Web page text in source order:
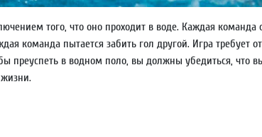
того, что оно проходит в воде. Каждая команда
команда пытается забить гол другой. Игра требует
преуспеть в водном поло, вы должны убедиться, что